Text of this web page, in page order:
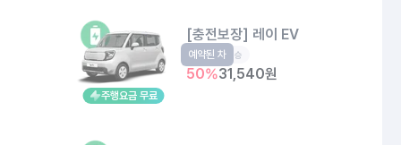
주행요금 무료
[충전보장] 레이 EV
EV 4인승
50%31,540원
예약된 차